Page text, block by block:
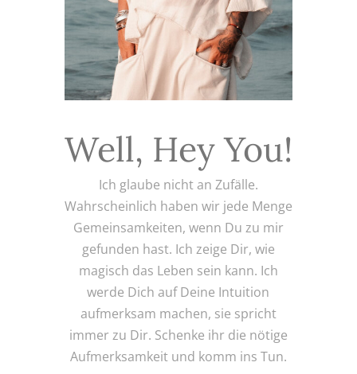
Well, Hey You!
Ich glaube nicht an Zufälle.
Wahrscheinlich haben wir jede Menge
Gemeinsamkeiten, wenn Du zu mir
gefunden hast. Ich zeige Dir, wie
magisch das Leben sein kann. Ich
werde Dich auf Deine Intuition
aufmerksam machen, sie spricht
immer zu Dir. Schenke ihr die nötige
Aufmerksamkeit und komm ins Tun.